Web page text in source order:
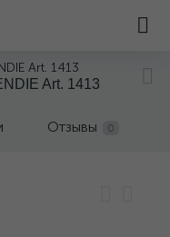
Art. 1413
Art. 1413
Отзывы 0